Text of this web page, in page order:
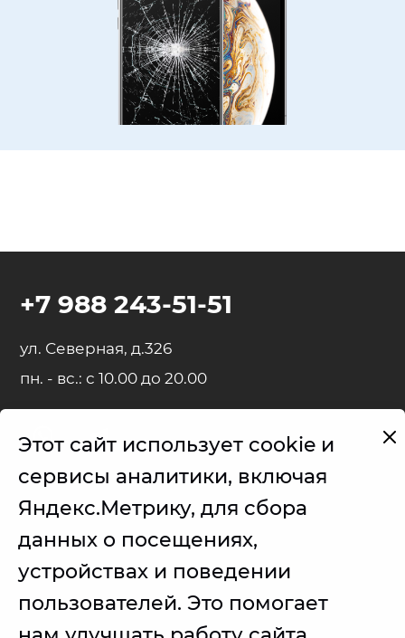
ул. Северная, д.326
пн. - вс.: с 10.00 до 20.00
+7 988 243-51-51
правомерной информационной и описательной целью.
iPhone, iPad, MacBook, iMac, Apple Watch, AirPods - правообладатель
Apple Inc. (Эпл Инк.);
Samsung – правообладатель Samsung Electronics Co. Ltd. (Самсунг
Электроникс Ко., Лтд.);
Товарные знаки используется с целью описания товара, в
отношении которых производятся услуги по ремонту сервисным
Этот сайт использует cookie и
сервисы аналитики, включая
Яндекс.Метрику, для сбора
данных о посещениях,
устройствах и поведении
пользователей. Это помогает